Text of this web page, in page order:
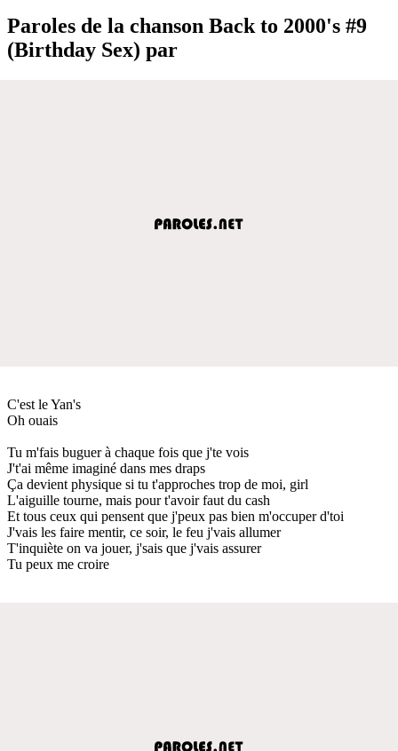
Paroles de la chanson Back to 2000's #9
(Birthday Sex) par
C'est le Yan's
Oh ouais
Tu m'fais buguer à chaque fois que j'te vois
J't'ai même imaginé dans mes draps
Ça devient physique si tu t'approches trop de moi, girl
L'aiguille tourne, mais pour t'avoir faut du cash
Et tous ceux qui pensent que j'peux pas bien m'occuper d'toi
J'vais les faire mentir, ce soir, le feu j'vais allumer
T'inquiète on va jouer, j'sais que j'vais assurer
Tu peux me croire